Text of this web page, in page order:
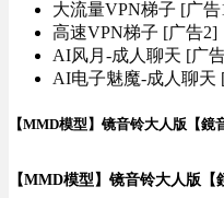
大流量VPN梯子 [广告
高速VPN梯子 [广告2]
AI风月-成人聊天 [广
AI电子魅魔-成人聊天
【MMD模型】镜音铃大人版【鏡
【MMD模型】镜音铃大人版【